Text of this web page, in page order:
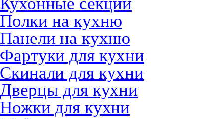
Полки на кухню
Панели на кухню
Фартуки для кухни
Скинали для кухни
Дверцы для кухни
Ножки для кухни